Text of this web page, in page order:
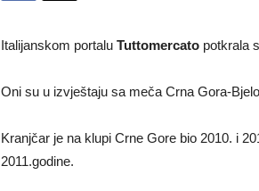
Italijanskom portalu Tuttomercato potkrala
Oni su u izvještaju sa meča Crna Gora-
Kranjčar je na klupi Crne Gore bio 2010. i
2011.godine.